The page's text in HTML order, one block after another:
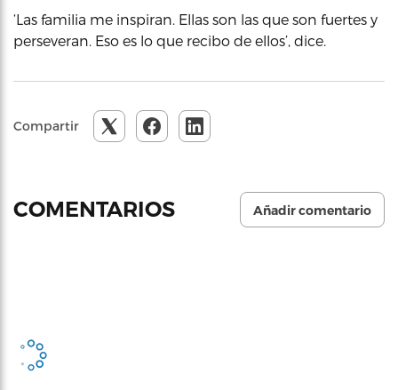
‘Las familia me inspiran. Ellas son las que son fuertes y
perseveran. Eso es lo que recibo de ellos’, dice.
Compartir
COMENTARIOS Añadir comentario